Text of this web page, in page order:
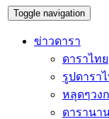
Toggle navigation
ข่าวดารา
ดาราไทย
รูปดารา
หลุดๆวง
ดารานา